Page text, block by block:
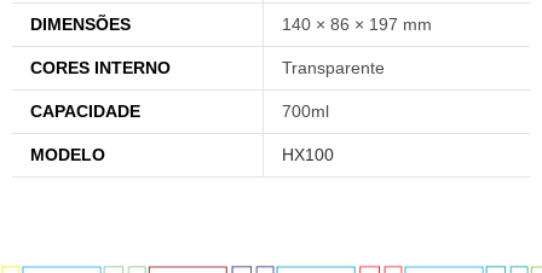
DIMENSÕES 140 × 86 × 197 mm
CORES INTERNO Transparente
CAPACIDADE 700ml
MODELO HX100